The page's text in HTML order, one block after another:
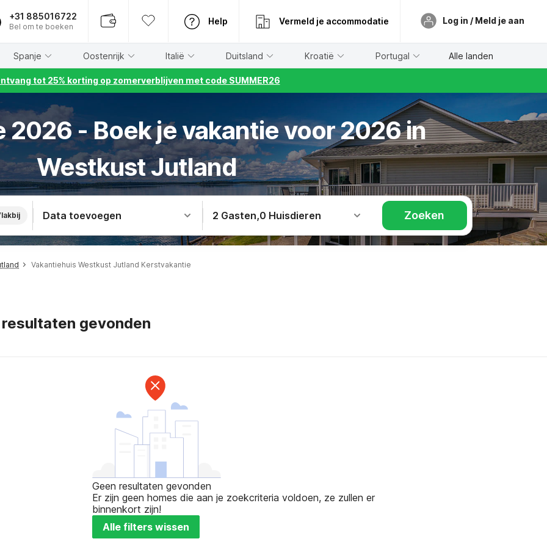
+31 885016722
Bel om te boeken
Help Vermeld je accommodatie Log in / Meld je aan
Spanje Oostenrijk Italië Duitsland Kroatië Portugal Alle landen
tot 25% korting op zomerverblijven met code SUMMER26
2026 - Boek je vakantie voor 2026 in
Westkust Jutland
Data toevoegen 2 Gasten,0 Huisdieren Zoeken
Vakantiehuis Westkust Jutland Kerstvakantie
resultaten gevonden
Geen resultaten gevonden
Er zijn geen homes die aan je zoekcriteria voldoen, ze zullen er
binnenkort zijn!
Alle filters wissen